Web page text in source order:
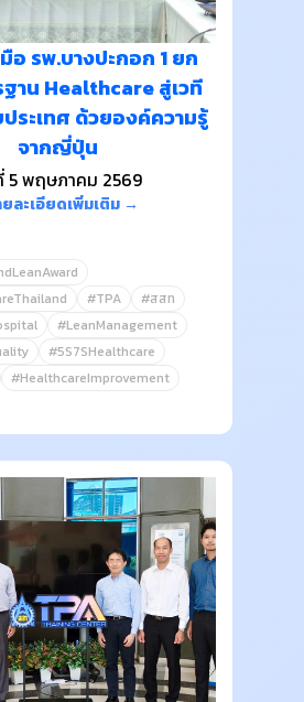
อ รพ.บางปะกอก 1 ยก
ฐาน Healthcare สู่เวที
ระเทศ ด้วยองค์ความรู้
จากญี่ปุ่น
5 พฤษภาคม 2569
ละเอียดเพิ่มเติม →
#TPA
#สสท
#LeanManagement
#5S7SHealthcare
#HealthcareImprovement